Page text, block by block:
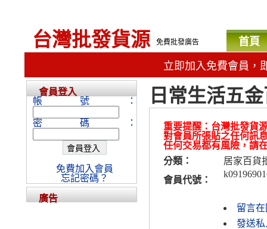
台灣批發貨源 免費批發廣告 首頁
立即加入免費會員，
日常生活五
重要提醒：台灣批發貨
對會員所張貼之任何訊
任何交易都有風險，請
分類：
居家百貨
會員代號：
留言
發送私
會員登入
帳號：
密碼：
免費加入會員
忘記密碼？
廣告